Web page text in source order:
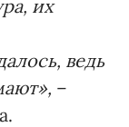
их
ведь
–